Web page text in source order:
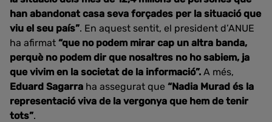
han abandonat casa seva forçades per la situació que
viu el seu país”. En aquest sentit, el president d’ANUE
ha afirmat “que no podem mirar cap un altra banda,
perquè no podem dir que nosaltres no ho sabiem, ja
que vivim en la societat de la informació”. A més,
Eduard Sagarra ha assegurat que “Nadia Murad és la
representació viva de la vergonya que hem de tenir
tots”.